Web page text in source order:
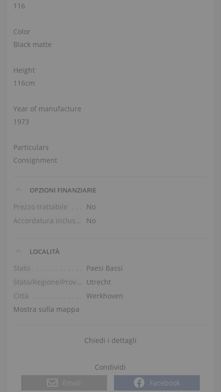
116
Color
Black matte
Height
116cm
Year of manufacture
1973
Particulars
Consignment
OPZIONI FINANZIARIE
Prezzo trattabile
No
Accordatura inclusa nel prezzo
No
LOCALITÀ
Stato
Paesi Bassi
Stato/Regione/Provincia
Utrecht
Città
Werkhoven
Mostra sulla mappa
Chiedi i dettagli
Condividi
Email
Facebook